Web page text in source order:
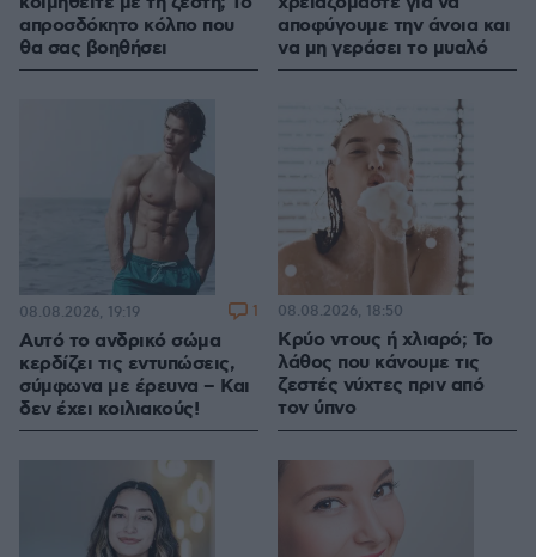
απροσδόκητο κόλπο που
θα σας βοηθήσει
αποφύγουμε την άνοια και
να μη γεράσει το μυαλό
Αυτό το ανδρικό σώμα
κερδίζει τις εντυπώσεις,
σύμφωνα με έρευνα – Και
δεν έχει κοιλιακούς!
08.08.2026, 19:19 1
Κρύο ντους ή χλιαρό; Το
λάθος που κάνουμε τις
ζεστές νύχτες πριν από
τον ύπνο
08.08.2026, 18:50